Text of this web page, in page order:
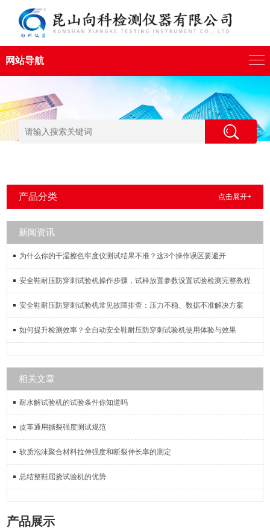
网站导航
产品分类 点击展开+
新闻资讯
为什么你的干湿擦色牢度仪测试结果不准？这3个操作误区要避开
安全鞋耐压防穿刺试验机操作步骤，试样放置参数设置试验检测完整教程
安全鞋耐压防穿刺试验机常见故障排查：压力不稳、数据不准解决方案
如何提升检测效率？全自动安全鞋耐压防穿刺试验机使用体验与效果
相关文章
耐水解试验机的试验条件你知道吗
皮革通用撕裂强度测试规范
软质泡沫聚合材料拉伸强度和断裂伸长率的测定
总结整鞋屈挠试验机的优势
产品展示